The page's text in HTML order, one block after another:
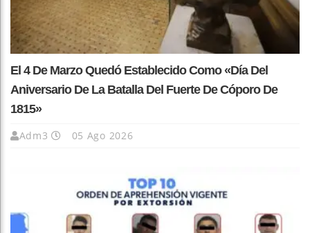
El 4 De Marzo Quedó Establecido Como «Día Del
Aniversario De La Batalla Del Fuerte De Cóporo De
1815»
Adm3 05 Ago 2026